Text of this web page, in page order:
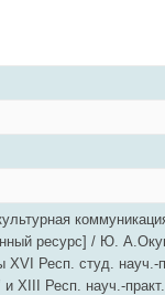
ресурс] / Ю.
XVI Респ. студ. науч.-
XIII Респ. науч.-